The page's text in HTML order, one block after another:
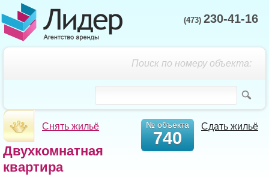
(473) 230-41-16
Поиск по номеру объекта:
Снять жильё Сдать жильё
№ объекта
740
Двухкомнатная
квартира